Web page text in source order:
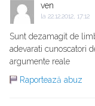
ven
la 22.12.2012, 17:12
Sunt dezamagit de
adevarati cunoscatori
argumente reale
Raportează abuz